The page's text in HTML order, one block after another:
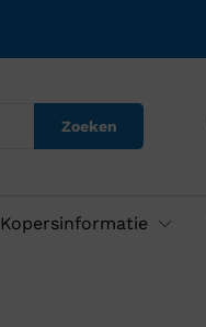
Zoeken
Kopersinformatie